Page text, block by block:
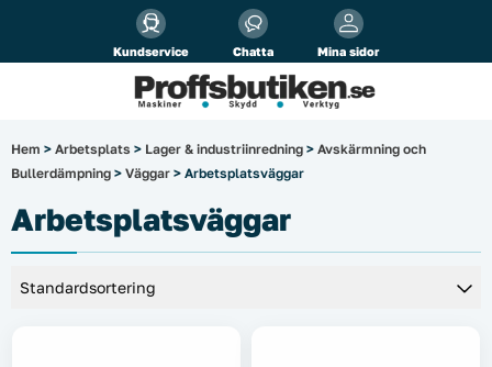
Kundservice Chatta Mina sidor
Alla priser visasinkl. moms!
Företag Privat
Arbetsplats
El & belysning
Fordonsbelysning & lastbilstillbehör
Hem > Arbetsplats > Lager & industriinredning > Avskärmning och
Bullerdämpning > Väggar > Arbetsplatsväggar
Arbetsplatsväggar